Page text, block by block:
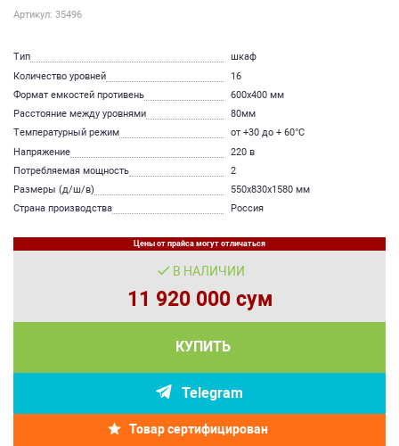
Артикул: 35496
Тип
шкаф
Количество уровней
16
Формат емкостей противень
600х400 мм
Расстояние между уровнями
80мм
Температурный режим
от +30 до + 60°С
Напряжение
220 в
Потребляемая мощность
2
Размеры (д/ш/в)
550х830х1580 мм
Страна производства
Россия
Цены от прайса могут отличаться
В НАЛИЧИИ
11 920 000 сум
КУПИТЬ
Telegram
Товар сертифицирован